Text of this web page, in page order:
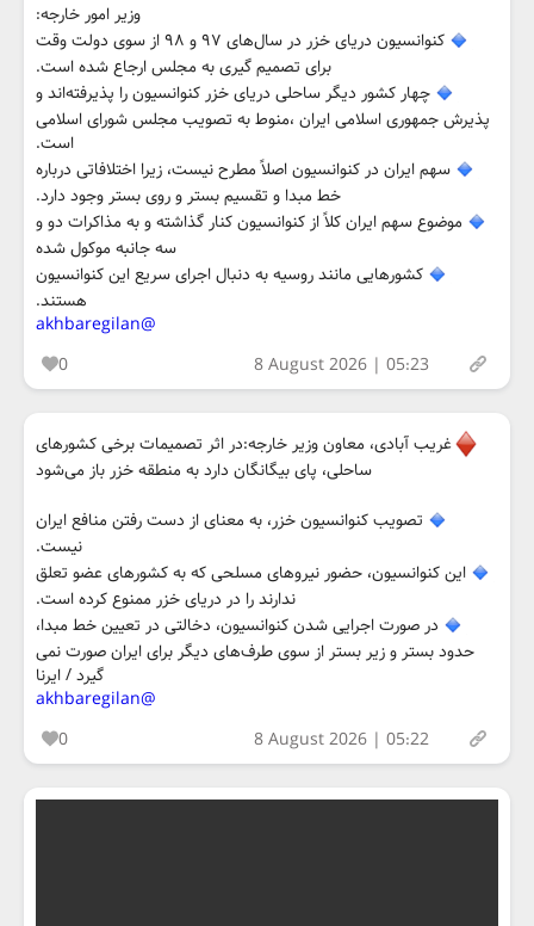
وزیر امور خارجه:
کنوانسیون دریای خزر در سال‌های ۹۷ و ۹۸ از سوی دولت وقت
برای تصمیم گیری به مجلس ارجاع شده است.
چهار کشور دیگر ساحلی دریای خزر کنوانسیون را پذیرفته‌اند و
پذیرش جمهوری اسلامی ایران ،منوط به تصویب مجلس شورای اسلامی
است.
سهم ایران در کنوانسیون اصلاً مطرح نیست، زیرا اختلافاتی درباره
خط مبدا و تقسیم بستر و روی بستر وجود دارد.
موضوع سهم ایران کلاً از کنوانسیون کنار گذاشته و به مذاکرات دو و
سه جانبه موکول شده
کشورهایی مانند روسیه به دنبال اجرای سریع این کنوانسیون
هستند.
@akhbaregilan
0
8 August 2026 | 05:23
غریب آبادی، معاون وزیر خارجه:در اثر تصمیمات برخی کشورهای
ساحلی، پای بیگانگان دارد به منطقه خزر باز می‌شود
تصویب کنوانسیون خزر، به معنای از دست رفتن منافع ایران
نیست.
این کنوانسیون، حضور نیروهای مسلحی که به کشورهای عضو تعلق
ندارند را در دریای خزر ممنوع کرده است.
در صورت اجرایی شدن کنوانسیون، دخالتی در تعیین خط مبدا،
حدود بستر و زیر بستر از سوی طرف‌های دیگر برای ایران صورت نمی‌
گیرد / ایرنا
@akhbaregilan
0
8 August 2026 | 05:22